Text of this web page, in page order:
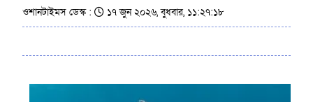
ওশানটাইমস ডেস্ক : ১৭ জুন ২০২৬, বুধবার, ১১:২৭:১৮